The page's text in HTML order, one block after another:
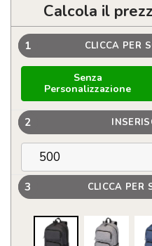
Calcola il
1 CLICCA PER
Senza
Personalizzazione
2
3 CLICCA PER